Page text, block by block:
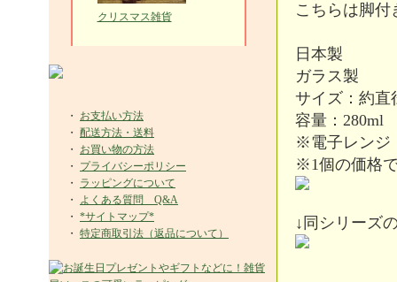
クリスマス雑貨
・ お支払い方法
・ 配送方法・送料
・ お買い物の方法
・ プライバシーポリシー
・ ラッピングについて
・ よくある質問 Q&A
・ *サイトマップ*
・ 特定商取引法（返品について）
こちらは脚
日本製
ガラス製
サイズ：約直
容量：280ml
※電子レンジ
※1個の価格
↓同シリーズ